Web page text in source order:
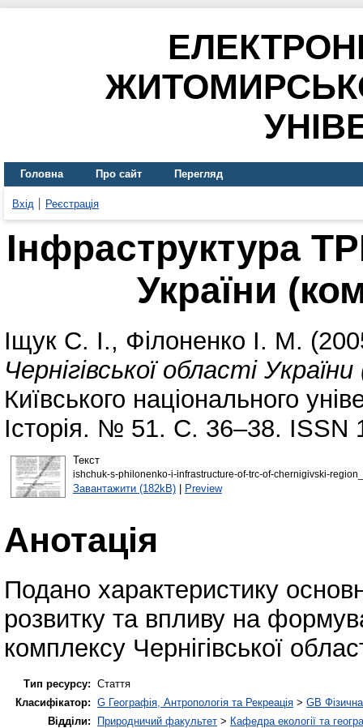
Головна Про сайт Перегляд
Вхід Реєстрація
Інфраструктура
України
Іщук С. І., Філоненко І. М.
Чернігівської області
Київського національного
Історія. № 51. С. 36–38. ISSN
Текст
ishchuk-s-philonenko-i-infrastructure-of-trc-of-chernigivski-
Завантажити (182kB)| Preview
Анотація
Подано характеристику
розвитку та впливу на
комплексу Чернігівської
Тип ресурсу: Стаття
Класифікатор: G Географія, Антропологія та Рекреація > GB
Відділи:
Природничий факультет > Кафедра екології та